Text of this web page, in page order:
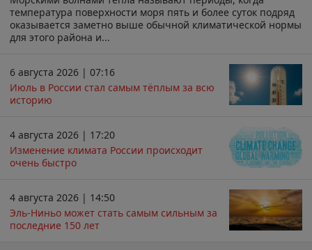
температура поверхности моря пять и более суток подряд
оказывается заметно выше обычной климатической нормы
для этого района и...
6 августа 2026 | 07:16
Июль в России стал самым тёплым за всю
историю
4 августа 2026 | 17:20
Изменение климата России происходит
очень быстро
4 августа 2026 | 14:50
Эль-Ниньо может стать самым сильным за
последние 150 лет